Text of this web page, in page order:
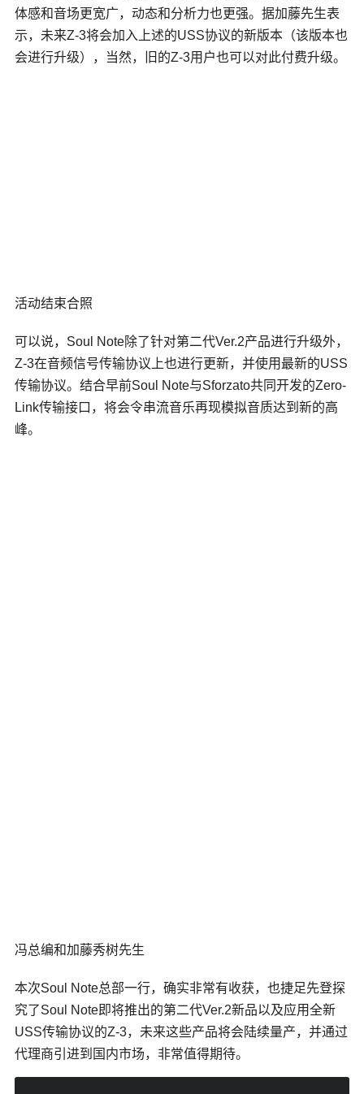
体感和音场更宽广，动态和分析力也更强。据加藤先生表
示，未来Z-3将会加入上述的USS协议的新版本（该版本也
会进行升级），当然，旧的Z-3用户也可以对此付费升级。
活动结束合照
可以说，Soul Note除了针对第二代Ver.2产品进行升级外，
Z-3在音频信号传输协议上也进行更新，并使用最新的USS
传输协议。结合早前Soul Note与Sforzato共同开发的Zero-
Link传输接口，将会令串流音乐再现模拟音质达到新的高
峰。
冯总编和加藤秀树先生
本次Soul Note总部一行，确实非常有收获，也捷足先登探
究了Soul Note即将推出的第二代Ver.2新品以及应用全新
USS传输协议的Z-3，未来这些产品将会陆续量产，并通过
代理商引进到国内市场，非常值得期待。